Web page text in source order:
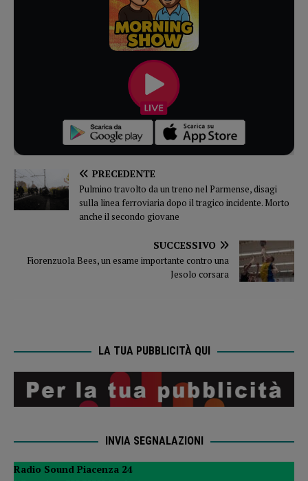
PRECEDENTE
Pulmino travolto da un treno nel Parmense, disagi
sulla linea ferroviaria dopo il tragico incidente. Morto
anche il secondo giovane
SUCCESSIVO
Fiorenzuola Bees, un esame importante contro una
Jesolo corsara
LA TUA PUBBLICITÀ QUI
INVIA SEGNALAZIONI
Radio Sound Piacenza 24